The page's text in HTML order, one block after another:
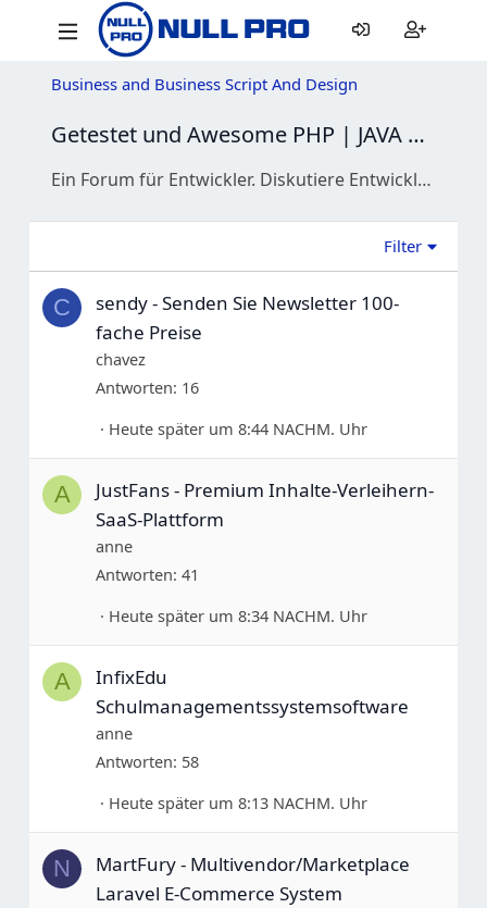
Business and Business Script And Design
Getestet und Awesome PHP | JAVA | JavaScript
Ein Forum für Entwickler. Diskutiere Entwicklung von PHP, Java und JavaScript, teile nützliche Skripte aus und erhalte Hilfe bei deinen Programmierproblemen.
Filter
C
sendy - Senden Sie Newsletter 100-
fache Preise
chavez
Antworten 16
Heute später um 8:44 NACHM. Uhr
A
JustFans - Premium Inhalte-Verleihern-
SaaS-Plattform
anne
Antworten 41
Heute später um 8:34 NACHM. Uhr
A
InfixEdu
Schulmanagementssystemsoftware
anne
Antworten 58
Heute später um 8:13 NACHM. Uhr
N
MartFury - Multivendor/Marketplace
Laravel E-Commerce System